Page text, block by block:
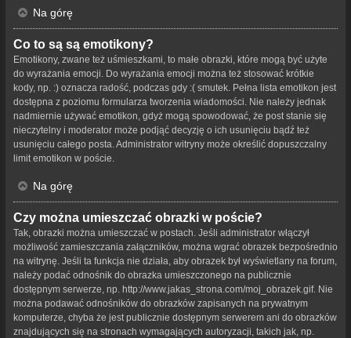
Na górę
Co to są są emotikony?
Emotikony, zwane też uśmieszkami, to małe obrazki, które mogą być użyte
do wyrażania emocji. Do wyrażania emocji można też stosować krótkie
kody, np. :) oznacza radość, podczas gdy :( smutek. Pełna lista emotikon jest
dostępna z poziomu formularza tworzenia wiadomości. Nie należy jednak
nadmiernie używać emotikon, gdyż mogą spowodować, że post stanie się
nieczytelny i moderator może podjąć decyzję o ich usunięciu bądź też
usunięciu całego posta. Administrator witryny może określić dopuszczalny
limit emotikon w poście.
Na górę
Czy można umieszczać obrazki w poście?
Tak, obrazki można umieszczać w postach. Jeśli administrator włączył
możliwość zamieszczania załączników, można wgrać obrazek bezpośrednio
na witrynę. Jeśli ta funkcja nie działa, aby obrazek był wyświetlany na forum,
należy podać odnośnik do obrazka umieszczonego na publicznie
dostępnym serwerze, np. http://www.jakas_strona.com/moj_obrazek.gif. Nie
można podawać odnośników do obrazków zapisanych na prywatnym
komputerze, chyba że jest publicznie dostępnym serwerem ani do obrazków
znajdujących się na stronach wymagających autoryzacji, takich jak, np.